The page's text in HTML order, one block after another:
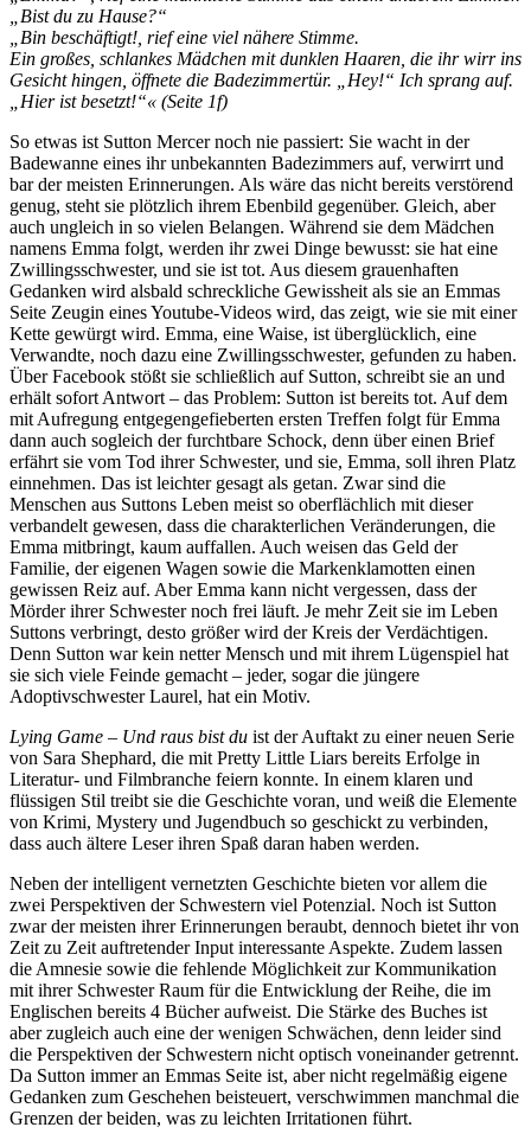
„Bist du zu Hause?“
„Bin beschäftigt!, rief eine viel nähere Stimme.
Ein großes, schlankes Mädchen mit dunklen Haaren, die ihr wirr ins
Gesicht hingen, öffnete die Badezimmertür. „Hey!“ Ich sprang auf.
„Hier ist besetzt!“« (Seite 1f)
So etwas ist Sutton Mercer noch nie passiert: Sie wacht in der
Badewanne eines ihr unbekannten Badezimmers auf, verwirrt und
bar der meisten Erinnerungen. Als wäre das nicht bereits verstörend
genug, steht sie plötzlich ihrem Ebenbild gegenüber. Gleich, aber
auch ungleich in so vielen Belangen. Während sie dem Mädchen
namens Emma folgt, werden ihr zwei Dinge bewusst: sie hat eine
Zwillingsschwester, und sie ist tot. Aus diesem grauenhaften
Gedanken wird alsbald schreckliche Gewissheit als sie an Emmas
Seite Zeugin eines Youtube-Videos wird, das zeigt, wie sie mit einer
Kette gewürgt wird. Emma, eine Waise, ist überglücklich, eine
Verwandte, noch dazu eine Zwillingsschwester, gefunden zu haben.
Über Facebook stößt sie schließlich auf Sutton, schreibt sie an und
erhält sofort Antwort – das Problem: Sutton ist bereits tot. Auf dem
mit Aufregung entgegengefieberten ersten Treffen folgt für Emma
dann auch sogleich der furchtbare Schock, denn über einen Brief
erfährt sie vom Tod ihrer Schwester, und sie, Emma, soll ihren Platz
einnehmen. Das ist leichter gesagt als getan. Zwar sind die
Menschen aus Suttons Leben meist so oberflächlich mit dieser
verbandelt gewesen, dass die charakterlichen Veränderungen, die
Emma mitbringt, kaum auffallen. Auch weisen das Geld der
Familie, der eigenen Wagen sowie die Markenklamotten einen
gewissen Reiz auf. Aber Emma kann nicht vergessen, dass der
Mörder ihrer Schwester noch frei läuft. Je mehr Zeit sie im Leben
Suttons verbringt, desto größer wird der Kreis der Verdächtigen.
Denn Sutton war kein netter Mensch und mit ihrem Lügenspiel hat
sie sich viele Feinde gemacht – jeder, sogar die jüngere
Adoptivschwester Laurel, hat ein Motiv.
Lying Game – Und raus bist du ist der Auftakt zu einer neuen Serie
von Sara Shephard, die mit Pretty Little Liars bereits Erfolge in
Literatur- und Filmbranche feiern konnte. In einem klaren und
flüssigen Stil treibt sie die Geschichte voran, und weiß die Elemente
von Krimi, Mystery und Jugendbuch so geschickt zu verbinden,
dass auch ältere Leser ihren Spaß daran haben werden.
Neben der intelligent vernetzten Geschichte bieten vor allem die
zwei Perspektiven der Schwestern viel Potenzial. Noch ist Sutton
zwar der meisten ihrer Erinnerungen beraubt, dennoch bietet ihr von
Zeit zu Zeit auftretender Input interessante Aspekte. Zudem lassen
die Amnesie sowie die fehlende Möglichkeit zur Kommunikation
mit ihrer Schwester Raum für die Entwicklung der Reihe, die im
Englischen bereits 4 Bücher aufweist. Die Stärke des Buches ist
aber zugleich auch eine der wenigen Schwächen, denn leider sind
die Perspektiven der Schwestern nicht optisch voneinander getrennt.
Da Sutton immer an Emmas Seite ist, aber nicht regelmäßig eigene
Gedanken zum Geschehen beisteuert, verschwimmen manchmal die
Grenzen der beiden, was zu leichten Irritationen führt.